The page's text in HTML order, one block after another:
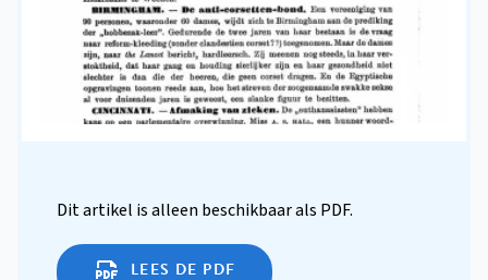
Dit artikel is alleen beschikbaar als PDF.
LEES DE PDF